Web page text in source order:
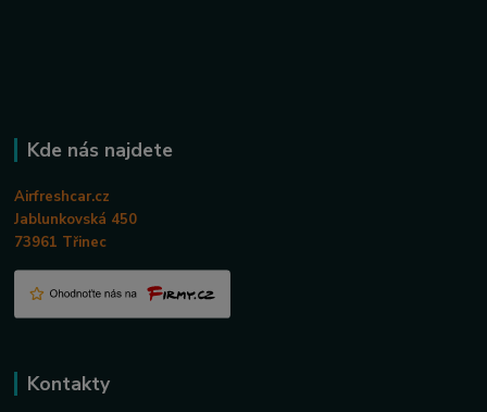
Kde nás najdete
Airfreshcar.cz
Jablunkovská 450
73961 Třinec
Kontakty